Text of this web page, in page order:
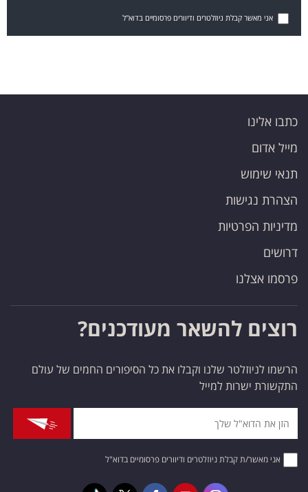
אני מאשר קבלת ניוזלטרים ודיוורים פרסומיים בדוא"ל
כתבו אלינו
מייל אדום
תנאי שימוש
הצהרת נגישות
מדיניות הפרטיות
דרושים
פרסמו אצלנו
רוצים להשאר מעודכנים?
הרשמו לניוזלטר שלנו וקבלו את כל הסיפורים החמים של עולם
התקשורת ישרות למייל
אני מאשר/ת קבלת ניוזלטרים ודיוורים פרסומיים בדוא"ל